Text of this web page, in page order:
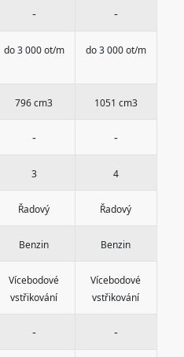
- -
do 3 000 ot/m do 3 000 ot/m
796 cm3 1051 cm3
- -
3 4
Řadový Řadový
Benzin Benzin
Vícebodové
vstřikování
Vícebodové
vstřikování
- -